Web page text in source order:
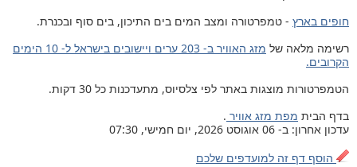
חופים בארץ - טמפרטורה ומצב המים בים התיכון, בים סוף ובכנרת.
רשימה מלאה של
מזג האוויר ב- 203 ערים ויישובים בישראל ל- 10 הימים
הקרובים.
הטמפרטורות מוצגות באתר לפי צלסיוס, מתעדכנות כל 30 דקות.
בדף הבית מפת מזג אוויר .
עדכון אחרון: ב- 06 אוגוסט 2026, יום חמישי, 07:30
הוסף דף זה למועדפים שלכם